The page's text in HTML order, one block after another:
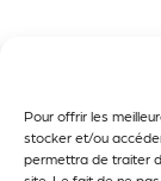
Pour offrir les
stocker et/ou
permettra de traiter